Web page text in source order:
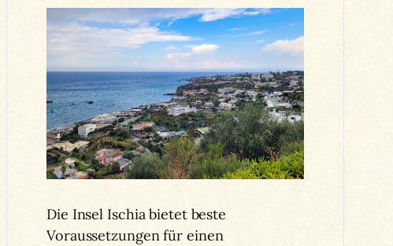
Die Insel Ischia bietet beste
Voraussetzungen für einen